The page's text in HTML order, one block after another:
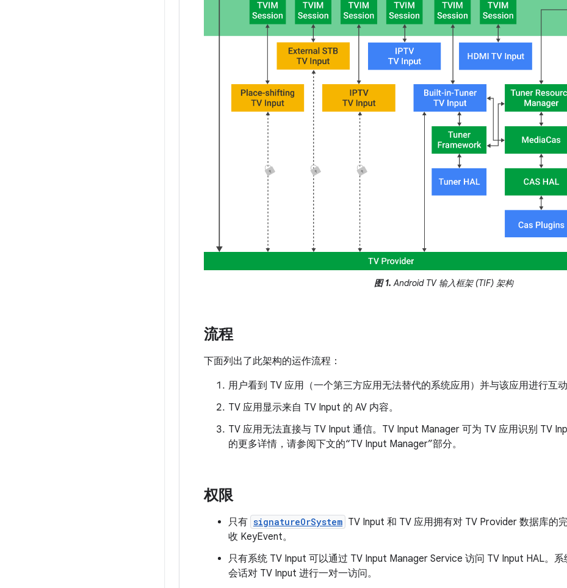
图 1. Android TV 输入框架 (TIF) 架构
流程
下面列出了此架构的运作流程：
用户看到 TV 应用（一个第三方应用无法替代的系统应用）并与该应用进行互动
TV 应用显示来自 TV Input 的 AV 内容。
TV 应用无法直接与 TV Input 通信。TV Input Manager 可为 TV 应用识别 TV
的更多详情，请参阅下文的“TV Input Manager”部分。
权限
只有 signatureOrSystem TV Input 和 TV 应用拥有对 TV Provider 数据库的
收 KeyEvent。
只有系统 TV Input 可以通过 TV Input Manager Service 访问 TV Input HAL。
会话对 TV Input 进行一对一访问。